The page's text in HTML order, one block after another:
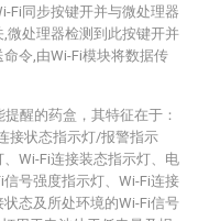
Fi同步按键开并与微处理器
微处理器检测到此按键开并
令,由Wi-Fi模块将数据传
醒的药盒，其特征在于：
接状态指示灯/报警指示
Wi-Fi连接装态指示灯、电
号强度指示灯、Wi-Fi连接
态及所处环境的Wi-Fi信号